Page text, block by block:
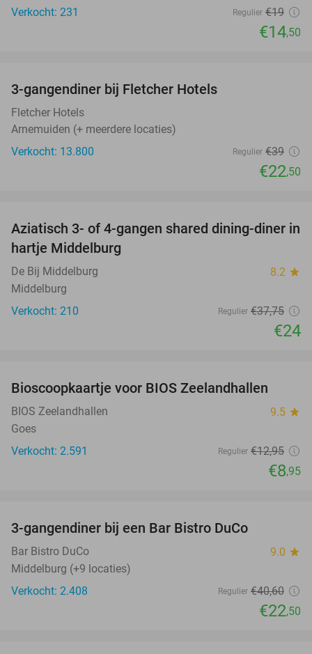
Verkocht: 231
Regulier €19
€14,50
3-gangendiner bij Fletcher Hotels
Fletcher Hotels
Arnemuiden (+ meerdere locaties)
Verkocht: 13.800
Regulier €39
€22,50
36%
Aziatisch 3- of 4-gangen shared dining-diner in
hartje Middelburg
De Bij Middelburg 8.2 star
Middelburg
Verkocht: 210
Regulier €37,75
€24
Bioscoopkaartje voor BIOS Zeelandhallen
BIOS Zeelandhallen 9.5 star
Goes
Verkocht: 2.591
Regulier €12,95
€8,95
3-gangendiner bij een Bar Bistro DuCo
Bar Bistro DuCo 9.0 star
Middelburg (+9 locaties)
Verkocht: 2.408
Regulier €40,60
€22,50